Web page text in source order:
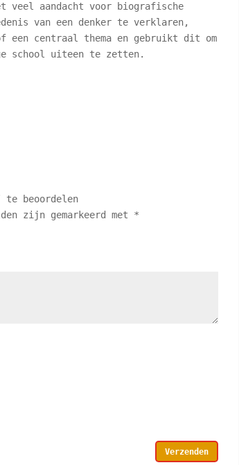
veel aandacht voor biografische
van een denker te verklaren,
centraal thema en gebruikt dit om
school uiteen te zetten.
te beoordelen
zijn gemarkeerd met *